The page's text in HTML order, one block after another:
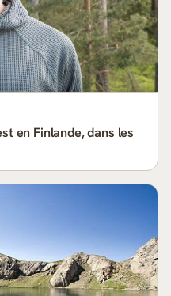
en Finlande, dans les